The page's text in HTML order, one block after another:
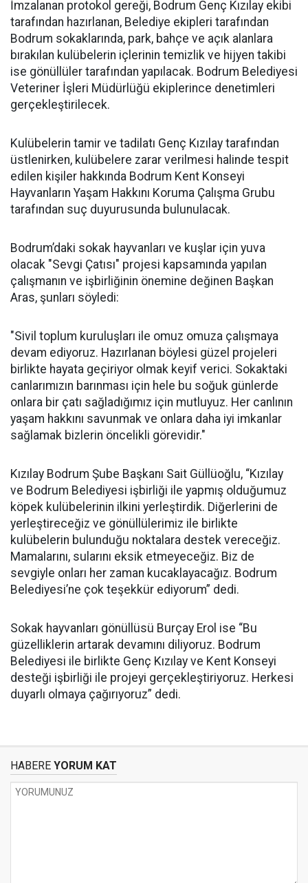
İmzalanan protokol gereği, Bodrum Genç Kızılay ekibi
tarafından hazırlanan, Belediye ekipleri tarafından
Bodrum sokaklarında, park, bahçe ve açık alanlara
bırakılan kulübelerin içlerinin temizlik ve hijyen takibi
ise gönüllüler tarafından yapılacak. Bodrum Belediyesi
Veteriner İşleri Müdürlüğü ekiplerince denetimleri
gerçekleştirilecek.
Kulübelerin tamir ve tadilatı Genç Kızılay tarafından
üstlenirken, kulübelere zarar verilmesi halinde tespit
edilen kişiler hakkında Bodrum Kent Konseyi
Hayvanların Yaşam Hakkını Koruma Çalışma Grubu
tarafından suç duyurusunda bulunulacak.
Bodrum’daki sokak hayvanları ve kuşlar için yuva
olacak "Sevgi Çatısı" projesi kapsamında yapılan
çalışmanın ve işbirliğinin önemine değinen Başkan
Aras, şunları söyledi:
"Sivil toplum kuruluşları ile omuz omuza çalışmaya
devam ediyoruz. Hazırlanan böylesi güzel projeleri
birlikte hayata geçiriyor olmak keyif verici. Sokaktaki
canlarımızın barınması için hele bu soğuk günlerde
onlara bir çatı sağladığımız için mutluyuz. Her canlının
yaşam hakkını savunmak ve onlara daha iyi imkanlar
sağlamak bizlerin öncelikli görevidir."
Kızılay Bodrum Şube Başkanı Sait Güllüoğlu, “Kızılay
ve Bodrum Belediyesi işbirliği ile yapmış olduğumuz
köpek kulübelerinin ilkini yerleştirdik. Diğerlerini de
yerleştireceğiz ve gönüllülerimiz ile birlikte
kulübelerin bulunduğu noktalara destek vereceğiz.
Mamalarını, sularını eksik etmeyeceğiz. Biz de
sevgiyle onları her zaman kucaklayacağız. Bodrum
Belediyesi’ne çok teşekkür ediyorum” dedi.
Sokak hayvanları gönüllüsü Burçay Erol ise “Bu
güzelliklerin artarak devamını diliyoruz. Bodrum
Belediyesi ile birlikte Genç Kızılay ve Kent Konseyi
desteği işbirliği ile projeyi gerçekleştiriyoruz. Herkesi
duyarlı olmaya çağırıyoruz” dedi.
HABERE YORUM KAT